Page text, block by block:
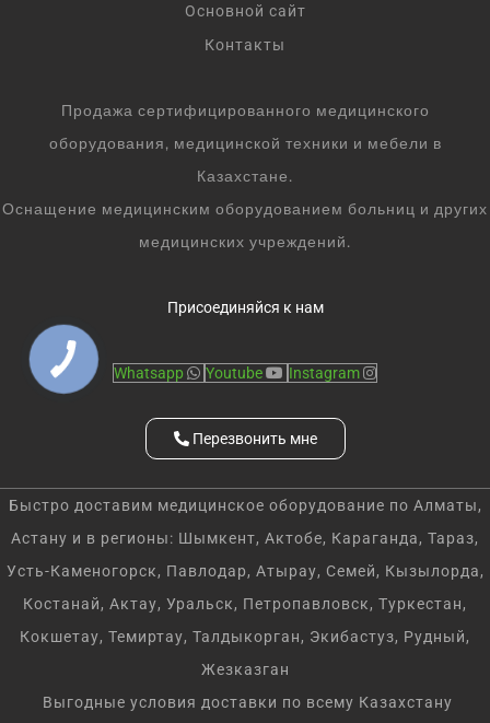
Основной сайт
Контакты
Продажа сертифицированного медицинского
оборудования, медицинской техники и мебели в
Казахстане.
Оснащение медицинским оборудованием больниц и других
медицинских учреждений.
Присоединяйся к нам
Whatsapp Youtube Instagram
Перезвонить мне
Быстро доставим медицинское оборудование по Алматы,
Астану и в регионы: Шымкент, Актобе, Караганда, Тараз,
Усть-Каменогорск, Павлодар, Атырау, Семей, Кызылорда,
Костанай, Актау, Уральск, Петропавловск, Туркестан,
Кокшетау, Темиртау, Талдыкорган, Экибастуз, Рудный,
Жезказган
Выгодные условия доставки по всему Казахстану